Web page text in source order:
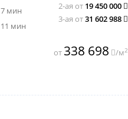
7 мин
11 мин
2-ая от 19 450 000
3-ая от31 602 988
от 338 698 /м2